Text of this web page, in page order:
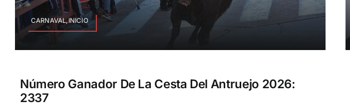
CARNAVAL,INICIO
Número Ganador De La Cesta Del Antruejo 2026:
2337